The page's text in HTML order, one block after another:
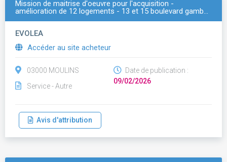
Mission de maitrise d'oeuvre pour l'acquisition -
amélioration de 12 logements - 13 et 15 boulevard gamb…
EVOLEA
Accéder au site acheteur
03000 MOULINS
Service - Autre
Date de publication :
09/02/2026
Avis d'attribution